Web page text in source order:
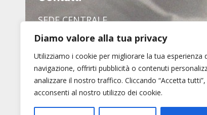
Diamo valore alla tua privacy
Utilizziamo i cookie per migliorare la tua esperienza
navigazione, offrirti pubblicità o contenuti
analizzare il nostro traffico. Cliccando “Accetta tutti”,
acconsenti al nostro utilizzo dei cookie.
SEDE CENTRALE
via dei Pianellari, 7
00186 Roma
Tel. (+39) 06 6880 1409
Amministrazione trasparente Privacy Policy